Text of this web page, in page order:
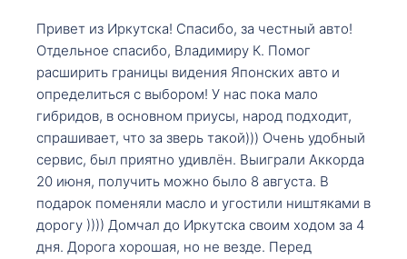
Привет из Иркутска! Спасибо, за честный авто!
Отдельное спасибо, Владимиру К. Помог
расширить границы видения Японских авто и
определиться с выбором! У нас пока мало
гибридов, в основном приусы, народ подходит,
спрашивает, что за зверь такой))) Очень удобный
сервис, был приятно удивлён. Выиграли Аккорда
20 июня, получить можно было 8 августа. В
подарок поменяли масло и угостили ништяками в
дорогу )))) Домчал до Иркутска своим ходом за 4
дня. Дорога хорошая, но не везде. Перед